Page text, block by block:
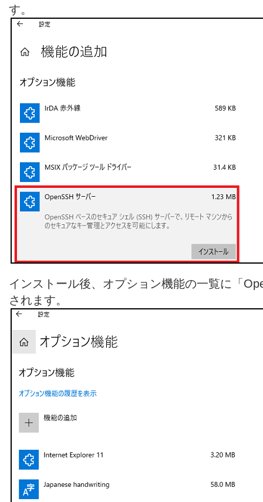
す。
インストール後、オプション機能の一覧に「
されます。